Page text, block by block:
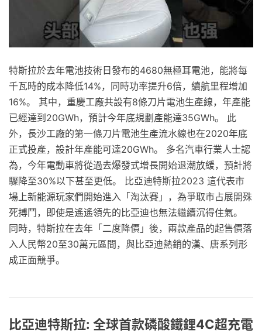
特斯拉於去年電池技術日發布的4680無極耳電池，能將每
千瓦時的成本降低14%，同時功率提升6倍，續航里程增加
16%。 其中，重慶工廠共設有8條刀片電池生產線，年產能
已經達到20GWh，預計今年底規劃產能達35GWh。 此
外，長沙工廠的第一條刀片電池生產流水線也在2020年底
正式投產，設計年產能可達20GWh。 多名汽車行業人士認
為，今年電動車將從過去爆發式增長開始退潮放緩，預計將
驟降至30%以下甚至更低。 比亞迪特斯拉2023 這代表市
場上新能源玩家們開始進入「淘汰賽」，為爭取市占展開殊
死搏鬥，即使是遙遙領先的比亞迪也無法繼續沉得住氣。
同時，特斯拉在去年「二度降價」後，兩款產品的起售價落
入人民幣20至30萬元區間，與比亞迪熱銷的漢、唐系列形
成正面競爭。
比亞迪特斯拉: 全球首款磷酸鐵鋰4C超充電